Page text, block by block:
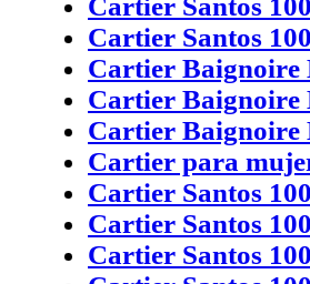
Cartier Santos
Cartier Baignoire
Cartier Baignoire
Cartier Baignoire
Cartier para
Cartier Santos
Cartier Santos
Cartier Santos